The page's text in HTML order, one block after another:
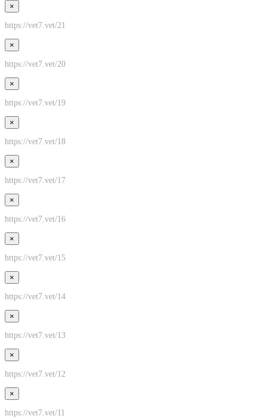
×
https://vet7.vet/21
×
https://vet7.vet/20
×
https://vet7.vet/19
×
https://vet7.vet/18
×
https://vet7.vet/17
×
https://vet7.vet/16
×
https://vet7.vet/15
×
https://vet7.vet/14
×
https://vet7.vet/13
×
https://vet7.vet/12
×
https://vet7.vet/11